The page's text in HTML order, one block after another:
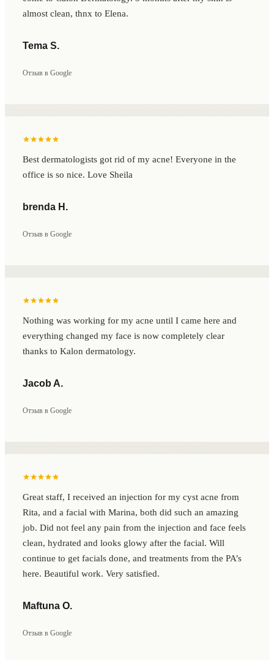
almost clean, thnx to Elena.
Tema S.
Отзыв в Google
Best dermatologists got rid of my acne! Everyone in the
office is so nice. Love Sheila
brenda H.
Отзыв в Google
Nothing was working for my acne until I came here and
everything changed my face is now completely clear
thanks to Kalon dermatology.
Jacob A.
Отзыв в Google
Great staff, I received an injection for my cyst acne from
Rita, and a facial with Marina, both did such an amazing
job. Did not feel any pain from the injection and face feels
clean, hydrated and looks glowy after the facial. Will
continue to get facials done, and treatments from the PA’s
here. Beautiful work. Very satisfied.
Maftuna O.
Отзыв в Google